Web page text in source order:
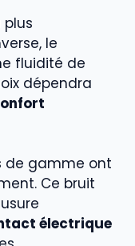
le
fluidité de
dépendra
de gamme ont
Ce bruit
électrique